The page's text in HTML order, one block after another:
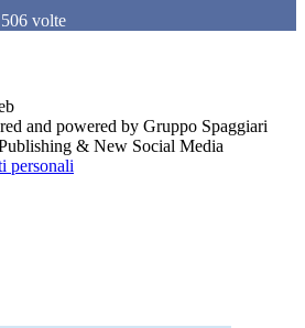
506 volte
and powered by Gruppo Spaggiari
& New Social Media
personali